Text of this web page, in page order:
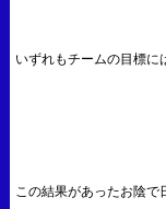
いずれもチームの目標に
この結果があったお陰で